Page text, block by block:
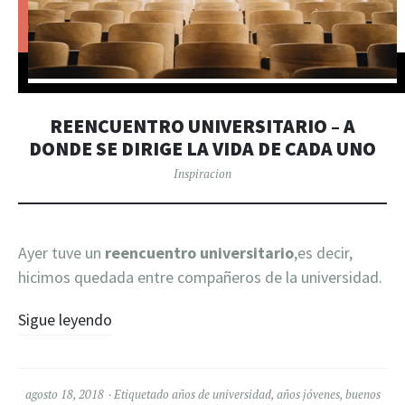
REENCUENTRO UNIVERSITARIO – A
DONDE SE DIRIGE LA VIDA DE CADA UNO
Inspiracion
Ayer tuve un reencuentro universitario,es decir,
hicimos quedada entre compañeros de la universidad.
Sigue leyendo
agosto 18, 2018 Etiquetado años de universidad, años jóvenes, buenos